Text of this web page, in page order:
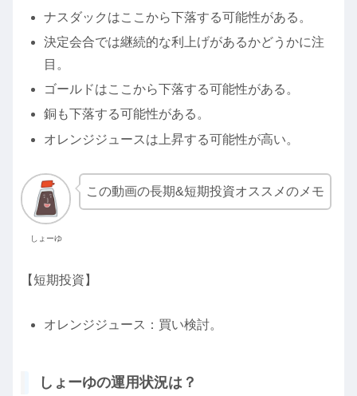
ナスダックはここから下落する可能性がある。
決定会合では継続的な利上げがあるかどうかに注
目。
ゴールドはここから下落する可能性がある。
銅も下落する可能性がある。
オレンジジュースは上昇する可能性が高い。
しょーゆ
この動画の長期&短期投資オススメのメモ
【短期投資】
オレンジジュース：買い検討。
しょーゆの運用状況は？